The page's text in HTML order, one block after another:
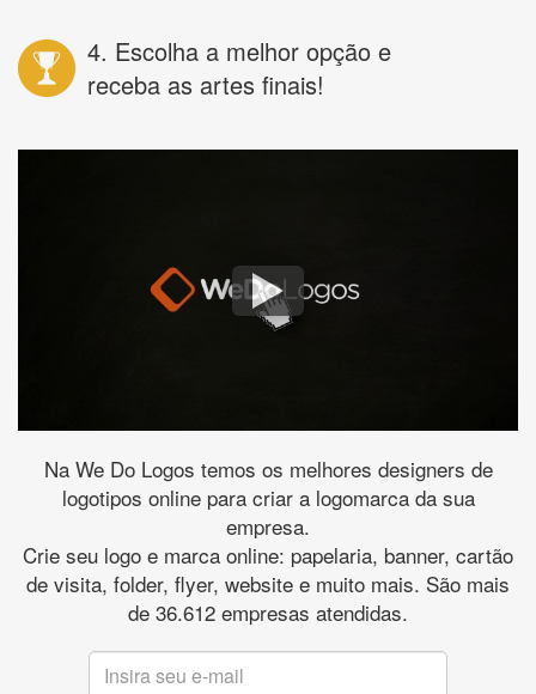
4. Escolha a melhor opção e
receba as artes finais!
Na We Do Logos temos os melhores designers de
logotipos online para criar a logomarca da sua
empresa.
Crie seu logo e marca online: papelaria, banner, cartão
de visita, folder, flyer, website e muito mais. São mais
de 36.612 empresas atendidas.